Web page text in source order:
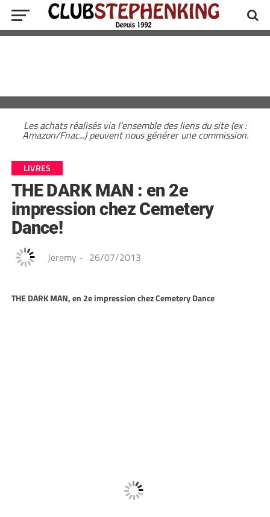
Les achats réalisés via l'ensemble des liens du site (ex :
Amazon/Fnac...) peuvent nous générer une commission.
LIVRES
THE DARK MAN : en 2e
impression chez Cemetery
Dance!
Jeremy - 26/07/2013
THE DARK MAN, en 2e impression chez Cemetery Dance